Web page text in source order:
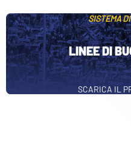
SISTEMA
LINEE DI
SCARICA IL